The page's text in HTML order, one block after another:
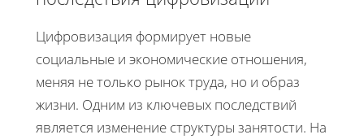
Цифровизация формирует новые
социальные и экономические отношения,
меняя не только рынок труда, но и образ
жизни. Одним из ключевых последствий
является изменение структуры занятости. На